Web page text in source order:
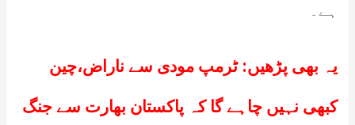
ہے۔
یہ بھی پڑھیں:ٹرمپ مودی سے ناراض،چین
کبھی نہیں چاہے گا کہ پاکستان بھارت سے جنگ